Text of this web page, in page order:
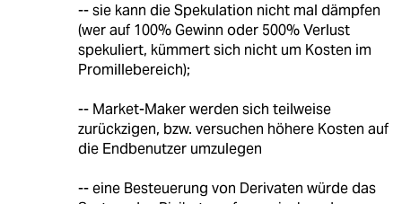
-- sie kann die Spekulation nicht mal dämpfen
(wer auf 100% Gewinn oder 500% Verlust
spekuliert, kümmert sich nicht um Kosten im
Promillebereich);
-- Market-Maker werden sich teilweise
zurückzigen, bzw. versuchen höhere Kosten auf
die Endbenutzer umzulegen
-- eine Besteuerung von Derivaten würde das